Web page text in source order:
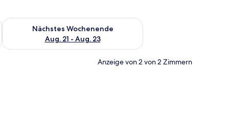
Aug. 14 - Aug. 16.
Nächstes Wochenende
Aug. 21 - Aug. 23
Überprüfe die Verfügbarkeit für nächstes Wochenende, Aug.
Anzeige von 2 von 2 Zimmern
und einem Fenster mit Vorhängen.
Schreibtisch, einem Stuhl und einem Bild an der Wand.